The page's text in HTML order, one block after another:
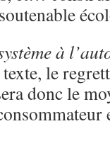
à
le
donc le